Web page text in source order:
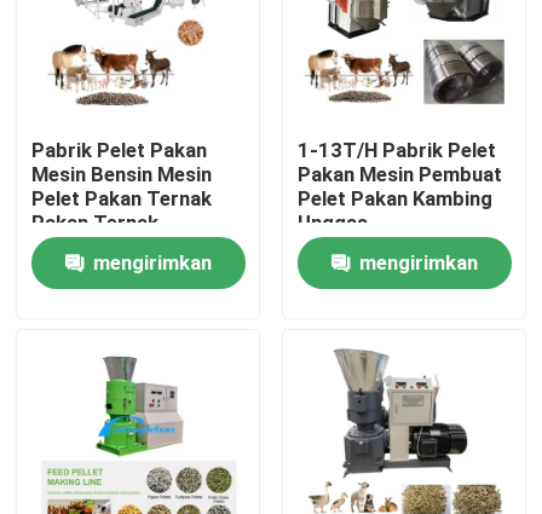
Rumah
Tampilan VR
Tentang kita
Pabrik Pelet Pakan
Mesin Bensin Mesin
Pelet Pakan Ternak
Pakan Ternak
mengirimkan
1-13T/H Pabrik Pelet
Pakan Mesin Pembuat
Pelet Pakan Kambing
Unggas
mengirimkan